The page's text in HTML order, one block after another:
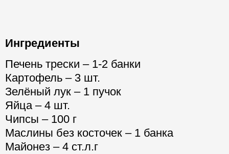
Ингредиенты
Печень трески – 1-2 банки
Картофель – 3 шт.
Зелёный лук – 1 пучок
Яйца – 4 шт.
Чипсы – 100 г
Маслины без косточек – 1 банка
Майонез – 4 ст.л.г